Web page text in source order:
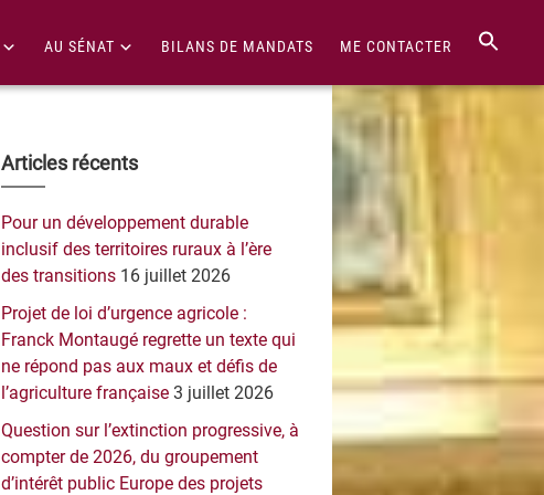
AU SÉNAT BILANS DE MANDATS ME CONTACTER
Barre
latérale
principale
Articles récents
Pour un développement durable
inclusif des territoires ruraux à l’ère
des transitions 16 juillet 2026
Projet de loi d’urgence agricole :
Franck Montaugé regrette un texte qui
ne répond pas aux maux et défis de
l’agriculture française 3 juillet 2026
Question sur l’extinction progressive, à
compter de 2026, du groupement
d’intérêt public Europe des projets